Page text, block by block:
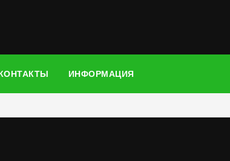
ИНФОРМАЦИЯ